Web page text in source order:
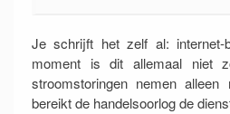
Je schrijft het zelf al: internet-
moment is dit allemaal niet
stroomstoringen nemen
bereikt de handelsoorlog de